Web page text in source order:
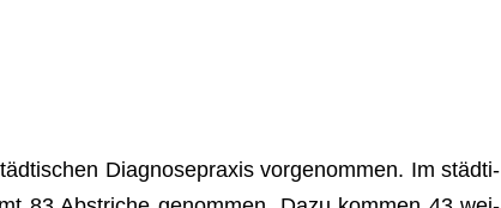
Dia­gno­se­pra­xis vor­ge­nom­men. Im städ­ti­